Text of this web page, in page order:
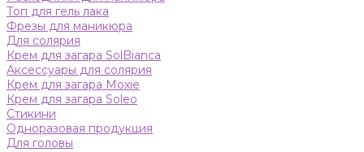
Топ для гель лака
Фрезы для маникюра
Для солярия
Крем для загара SolBianca
Аксессуары для солярия
Крем для загара Moxie
Крем для загара Soleo
Стикини
Одноразовая продукция
Для головы